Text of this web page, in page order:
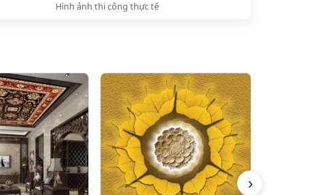
Hình ảnh thi công thực tế
›